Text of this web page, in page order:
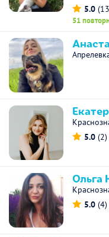
5.0
51
5.0 (2)
Ольга
5.0 (4)